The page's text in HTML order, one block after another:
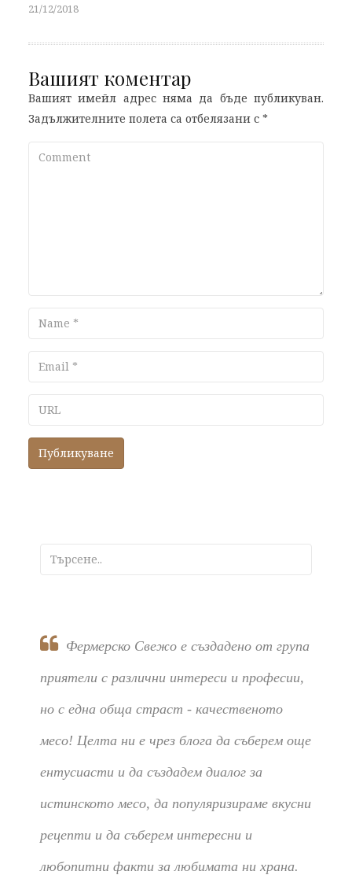
21/12/2018
Вашият коментар
Вашият имейл адрес няма да бъде публикуван.
Задължителните полета са отбелязани с *
Comment
Name
Email
URL
Фермерско Свежо е създадено от група
приятели с различни интереси и професии,
но с една обща страст - качественото
месо! Целта ни е чрез блога да съберем още
ентусиасти и да създадем диалог за
истинското месо, да популяризираме вкусни
рецепти и да съберем интересни и
любопитни факти за любимата ни храна.